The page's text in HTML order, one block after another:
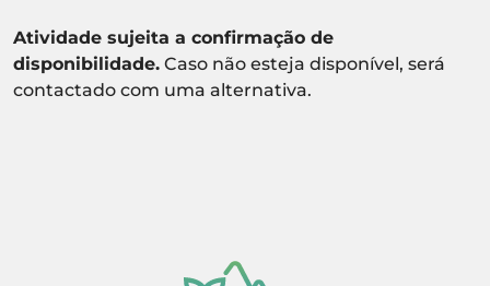
Atividade sujeita a confirmação de
disponibilidade. Caso não esteja disponível, será
contactado com uma alternativa.